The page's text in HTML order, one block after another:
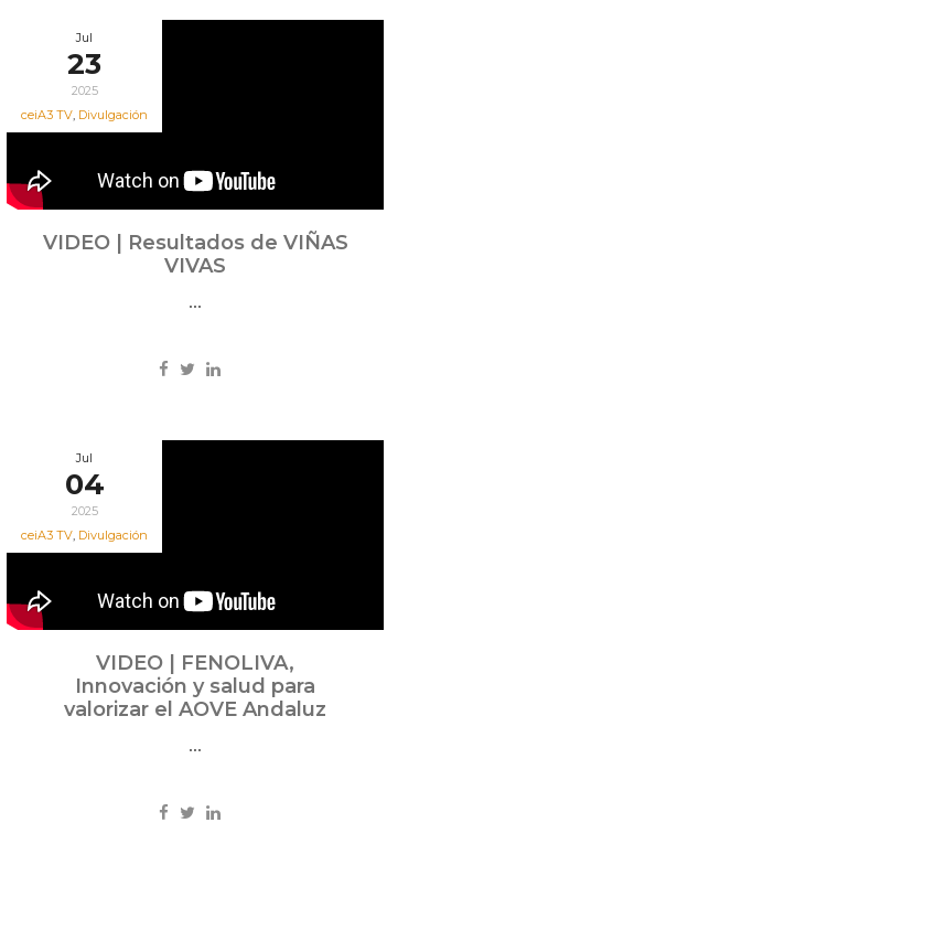
Jul
23
2025
ceiA3 TV, Divulgación
VIDEO | Resultados de VIÑAS
VIVAS
...
Jul
04
2025
ceiA3 TV, Divulgación
VIDEO | FENOLIVA,
Innovación y salud para
valorizar el AOVE Andaluz
...